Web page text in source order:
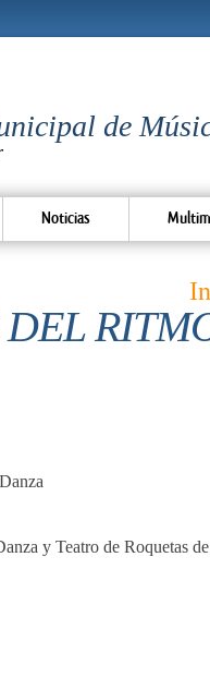
de
Noticias
DEL
y Teatro de Roquetas